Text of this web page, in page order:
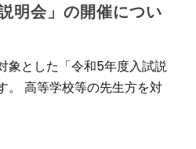
明会」の開催につい
象とした「令和5年度入試説
。 高等学校等の先生方を対